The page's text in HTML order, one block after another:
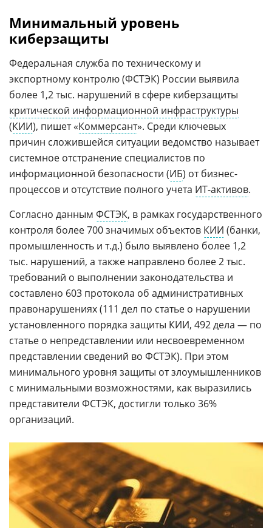
Минимальный уровень
киберзащиты
Федеральная служба по техническому и
экспортному контролю (ФСТЭК) России выявила
более 1,2 тыс. нарушений в сфере киберзащиты
критической информационной инфраструктуры
(КИИ), пишет «Коммерсант». Среди ключевых
причин сложившейся ситуации ведомство называет
системное отстранение специалистов по
информационной безопасности (ИБ) от бизнес-
процессов и отсутствие полного учета ИТ-активов.
Cогласно данным ФСТЭК, в рамках государственного
контроля более 700 значимых объектов КИИ (банки,
промышленность и т.д.) было выявлено более 1,2
тыс. нарушений, а также направлено более 2 тыс.
требований о выполнении законодательства и
составлено 603 протокола об административных
правонарушениях (111 дел по статье о нарушении
установленного порядка защиты КИИ, 492 дела — по
статье о непредставлении или несвоевременном
представлении сведений во ФСТЭК). При этом
минимального уровня защиты от злоумышленников
с минимальными возможностями, как выразились
представители ФСТЭК, достигли только 36%
организаций.